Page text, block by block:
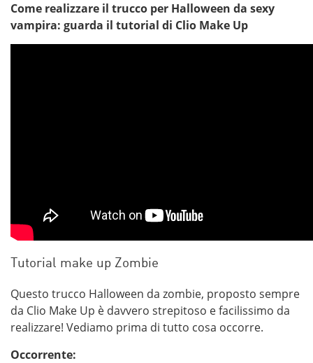
Come realizzare il trucco per Halloween da sexy
vampira: guarda il tutorial di Clio Make Up
Tutorial make up Zombie
Questo trucco Halloween da zombie, proposto sempre
da Clio Make Up è davvero strepitoso e facilissimo da
realizzare! Vediamo prima di tutto cosa occorre.
Occorrente: